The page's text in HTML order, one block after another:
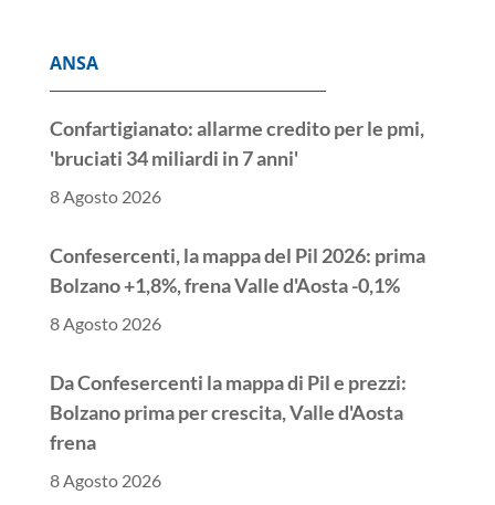
ANSA
Confartigianato: allarme credito per le pmi,
'bruciati 34 miliardi in 7 anni'
8 Agosto 2026
Confesercenti, la mappa del Pil 2026: prima
Bolzano +1,8%, frena Valle d'Aosta -0,1%
8 Agosto 2026
Da Confesercenti la mappa di Pil e prezzi:
Bolzano prima per crescita, Valle d'Aosta
frena
8 Agosto 2026